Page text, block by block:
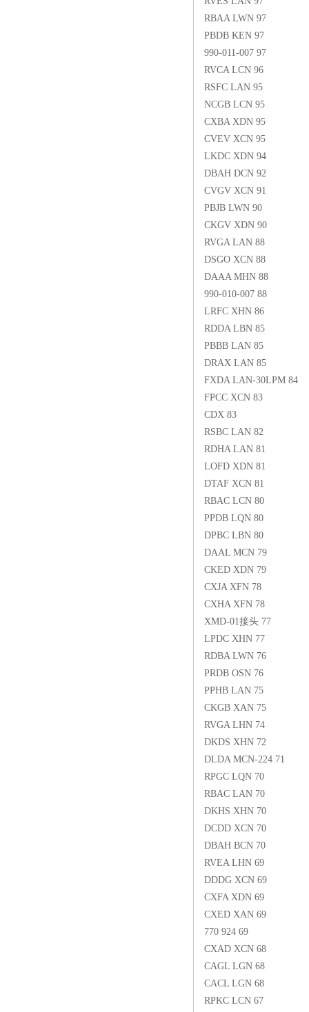
RBAA LWN 97
PBDB KEN 97
990-011-007 97
RVCA LCN 96
RSFC LAN 95
NCGB LCN 95
CXBA XDN 95
CVEV XCN 95
LKDC XDN 94
DBAH DCN 92
CVGV XCN 91
PBJB LWN 90
CKGV XDN 90
RVGA LAN 88
DSGO XCN 88
DAAA MHN 88
990-010-007 88
LRFC XHN 86
RDDA LBN 85
PBBB LAN 85
DRAX LAN 85
FXDA LAN-30LPM 84
FPCC XCN 83
CDX 83
RSBC LAN 82
RDHA LAN 81
LOFD XDN 81
DTAF XCN 81
RBAC LCN 80
PPDB LQN 80
DPBC LBN 80
DAAL MCN 79
CKED XDN 79
CXJA XFN 78
CXHA XFN 78
XMD-01接头 77
LPDC XHN 77
RDBA LWN 76
PRDB OSN 76
PPHB LAN 75
CKGB XAN 75
RVGA LHN 74
DKDS XHN 72
DLDA MCN-224 71
RPGC LQN 70
RBAC LAN 70
DKHS XHN 70
DCDD XCN 70
DBAH BCN 70
RVEA LHN 69
DDDG XCN 69
CXFA XDN 69
CXED XAN 69
770 924 69
CXAD XCN 68
CAGL LGN 68
CACL LGN 68
RPKC LCN 67